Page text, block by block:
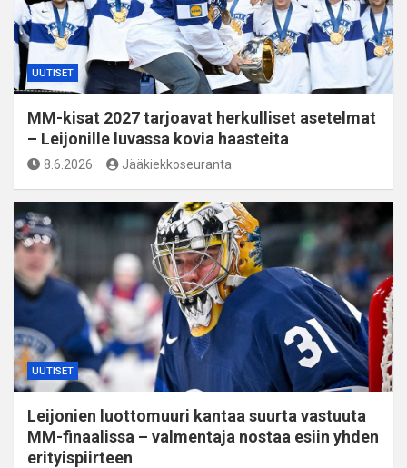
UUTISET
MM-kisat 2027 tarjoavat herkulliset asetelmat
– Leijonille luvassa kovia haasteita
8.6.2026 Jääkiekkoseuranta
UUTISET
Leijonien luottomuuri kantaa suurta vastuuta
MM-finaalissa – valmentaja nostaa esiin yhden
erityispiirteen